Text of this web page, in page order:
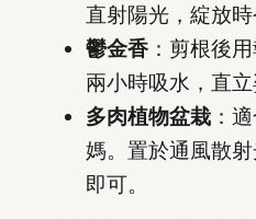
直射陽光，綻放時
鬱金香：剪根後
兩小時吸水，直立
多肉植物盆栽 ：
媽。置於通風散
即可。